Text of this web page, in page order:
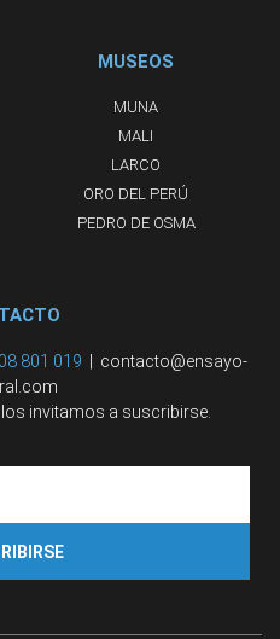
MUSEOS
MUNA
MALI
LARCO
ORO DEL PERÚ
PEDRO DE OSMA
801 019
| contacto@ensayo-
invitamos a suscribirse.